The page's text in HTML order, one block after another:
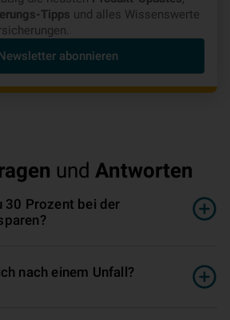
Tipps und alles Wissenswerte
abonnieren
und Antworten
30 Prozent bei der
nach einem Unfall?